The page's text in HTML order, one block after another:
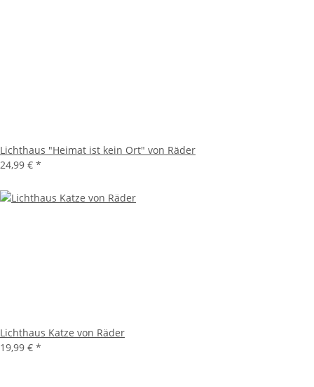
Lichthaus "Heimat ist kein Ort" von Räder
24,99 € *
Lichthaus Katze von Räder
19,99 € *